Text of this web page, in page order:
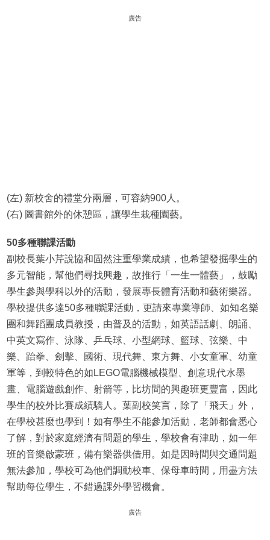
廣告
(左) 新校舍的禮堂分兩層，可容納900人。
(右) 圖書館外的休憩區，讓學生栽種園藝。
50多種聯課活動
副校長葉小芹說協和固然注重學業成績，也希望發掘學生的
多元智能，幫他們尋找興趣，故推行「一生一體藝」，鼓勵
學生參與學科以外的活動，發展專長體育活動和藝術樂器。
學校提供多達50多種聯課活動，更請來專業導師、如知名樂
團和舞蹈團成員教授，由普及的活動，如英語話劇、朗誦、
中英文寫作、泳隊、乒乓球、小型網球、籃球、弦樂、中
樂、跆拳、劍擊、國術、現代舞、東方舞、小女童軍、幼童
軍等，到較特色的如LEGO電腦機械模型、創意現代水墨
畫、電腦遊戲創作、射箭等，比坊間的興趣班更豐富，因此
學生的校外比賽成績驕人。葉副校笑言，除了「飛天」外，
在學校甚麼也學到！如有學生不能參加活動，老師都會悉心
了解，對於家庭經濟有問題的學生，學校會有津助，如一年
班的音樂啟蒙班，備有樂器供借用。如是因時間與交通問題
無法參加，學校可為他們調動校車、保母車時間，用盡方法
幫助每位學生，不錯過課外學習機會。
廣告